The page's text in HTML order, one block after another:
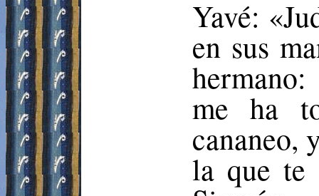
Yavé:
en sus
me ha
cananeo,
la que